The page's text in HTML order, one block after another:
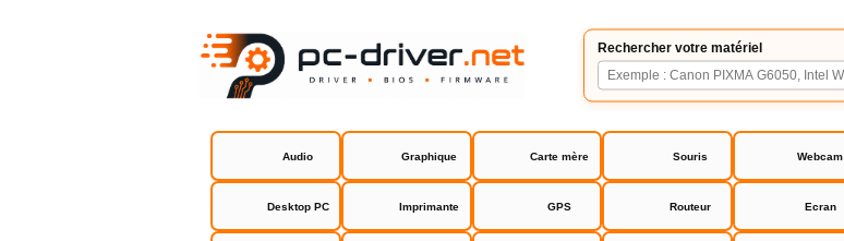
Rechercher votre matériel
Audio Graphique Carte mère Souris Webcam
Desktop PC Imprimante GPS Routeur Ecran